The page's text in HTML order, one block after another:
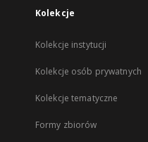
Kolekcje
Kolekcje instytucji
Kolekcje osób prywatnych
Kolekcje tematyczne
Formy zbiorów